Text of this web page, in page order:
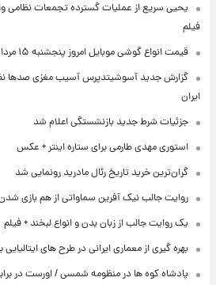
یحیی سریع از عملیات گسترده تجمعات نظامی
فیلم
قیمت انواع گوشی موبایل امروز پنجشنبه ۱۵ مرداد ۱۴۰۵ + جدول
گزارش جدید آسوشیتدپرس آسیب مغزی صدها
ایران
جزئیات شرط جدید بازنشستگی اعلام شد
استوری مهدی طارمی برای ستاره اینتر + عکس
گران‌ترین خرید تاریخ رئال مادرید رونمایی شد
روایت جالب نیک آفرین سماواتی از هم بازی شدن
یک روایت جالب از زبان بدن و انواع لبخند + فیلم
بهره گیری از معماری ایرانی در طرح های ایتالیایی
پادشاه کوه ها در منظومه شمسی / اورست در